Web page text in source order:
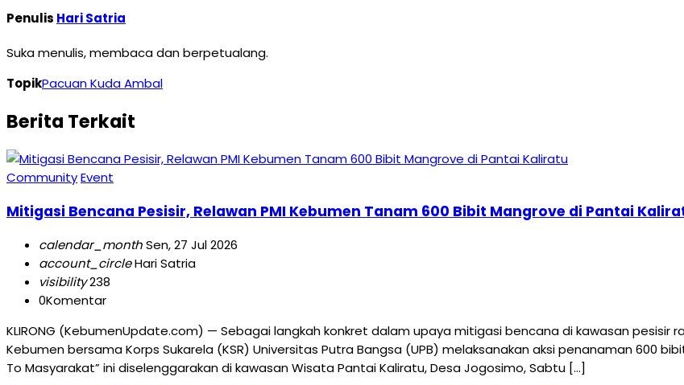
Penulis Hari Satria
Suka menulis, membaca dan berpetualang.
TopikPacuan Kuda Ambal
Berita Terkait
CommunityEvent
Mitigasi Bencana Pesisir, Relawan PMI Kebumen Tanam 600 Bibit Mangrove di Pantai
calendar_monthSen, 27 Jul 2026
account_circleHari Satria
visibility238
0Komentar
KLIRONG (KebumenUpdate.com) — Sebagai langkah konkret dalam upaya mitigasi bencana di kawasan pesisir
Kebumen bersama Korps Sukarela (KSR) Universitas Putra Bangsa (UPB) melaksanakan aksi penanaman 600
To Masyarakat” ini diselenggarakan di kawasan Wisata Pantai Kaliratu, Desa Jogosimo, Sabtu […]